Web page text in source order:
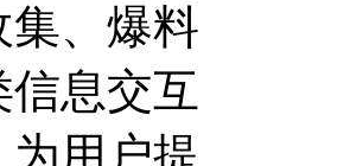
集、爆料
信息交互
为用户提